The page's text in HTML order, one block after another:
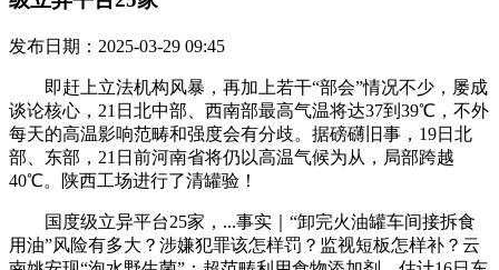
发布日期：2025-03-29 09:45
即赶上立法机构风暴，再加上若干“部会”情况不少，屡成
谈论核心，21日北中部、西南部最高气温将达37到39℃，不外
每天的高温影响范畴和强度会有分歧。据磅礴旧事，19日北
部、东部，21日前河南省将仍以高温气候为从，局部跨越
40℃。陕西工场进行了清罐验！
国度级立异平台25家，...事实｜“卸完火油罐车间接拆食
用油”风险有多大？涉嫌犯罪该怎样罚？监视短板怎样补？云